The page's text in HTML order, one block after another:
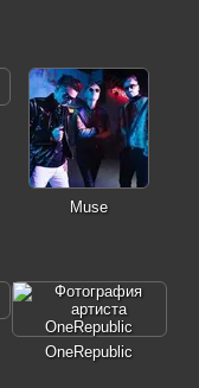
Muse
OneRepublic